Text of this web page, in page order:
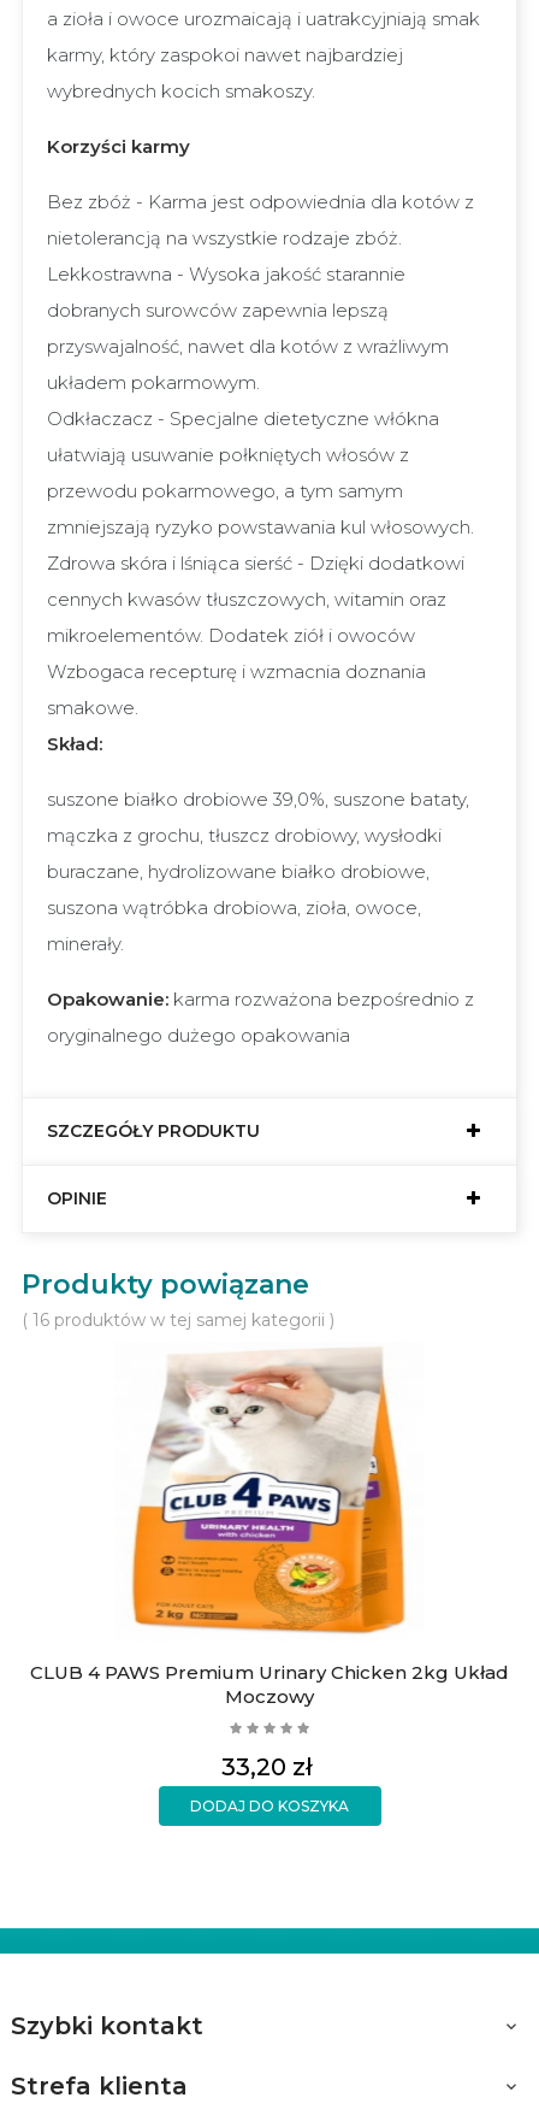
a zioła i owoce urozmaicają i uatrakcyjniają smak
karmy, który zaspokoi nawet najbardziej
wybrednych kocich smakoszy.
Korzyści karmy
Bez zbóż - Karma jest odpowiednia dla kotów z
nietolerancją na wszystkie rodzaje zbóż.
Lekkostrawna - Wysoka jakość starannie
dobranych surowców zapewnia lepszą
przyswajalność, nawet dla kotów z wrażliwym
układem pokarmowym.
Odkłaczacz - Specjalne dietetyczne włókna
ułatwiają usuwanie połkniętych włosów z
przewodu pokarmowego, a tym samym
zmniejszają ryzyko powstawania kul włosowych.
Zdrowa skóra i lśniąca sierść - Dzięki dodatkowi
cennych kwasów tłuszczowych, witamin oraz
mikroelementów. Dodatek ziół i owoców
Wzbogaca recepturę i wzmacnia doznania
smakowe.
Skład:
suszone białko drobiowe 39,0%, suszone bataty,
mączka z grochu, tłuszcz drobiowy, wysłodki
buraczane, hydrolizowane białko drobiowe,
suszona wątróbka drobiowa, zioła, owoce,
minerały.
Opakowanie: karma rozważona bezpośrednio z
oryginalnego dużego opakowania
SZCZEGÓŁY PRODUKTU
OPINIE
Produkty powiązane
( 16 produktów w tej samej kategorii )
CLUB 4 PAWS Premium Urinary Chicken 2kg Układ
Moczowy
Cena
33,20 zł
DODAJ DO KOSZYKA
Szybki kontakt 
Strefa klienta 